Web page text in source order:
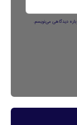
دیدگاهی می‌نویسم.